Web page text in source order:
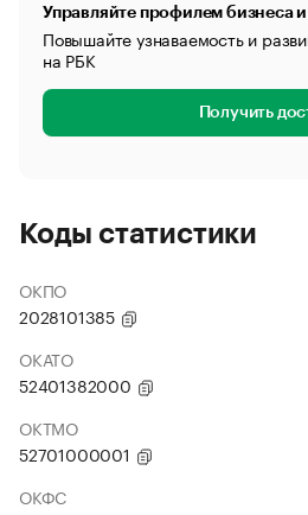
Управляйте профилем бизнеса
Повышайте узнаваемость и
на РБК
Получить
Коды статистики
ОКПО
2028101385
ОКАТО
52401382000
ОКТМО
52701000001
ОКФС